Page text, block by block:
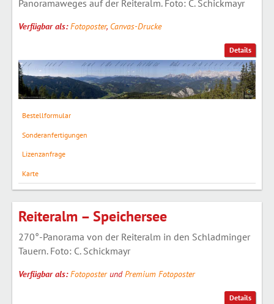
Details
Panoramaweges auf der Reiteralm. Foto: C. Schickmayr
Verfügbar als:Fotoposter, Canvas-Drucke
Bestellformular
Sonderanfertigungen
Lizenzanfrage
Karte
Details
Reiteralm – Speichersee
270°-Panorama von der Reiteralm in den Schladminger
Tauern. Foto: C. Schickmayr
Verfügbar als:FotoposterundPremium Fotoposter